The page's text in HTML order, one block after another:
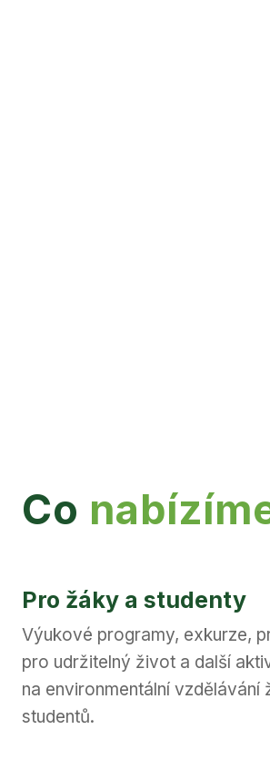
Co
Pro žáky a studenty
Výukové programy, exkurze,
pro udržitelný život a další
na environmentální vzdělávání
studentů.